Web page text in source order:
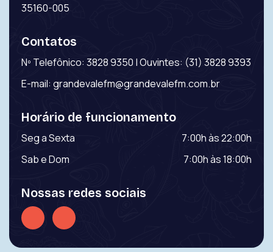
35160-005
Contatos
Nº Telefônico: 3828 9350 | Ouvintes: (31) 3828 9393
E-mail: grandevalefm@grandevalefm.com.br
Horário de funcionamento
Seg a Sexta
7:00h às 22:00h
Sab e Dom
7:00h às 18:00h
Nossas redes sociais